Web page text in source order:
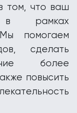
том, что ваш
в рамках
помогаем
сделать
более
повысить